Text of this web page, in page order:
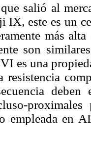
salió al
IX, este es un
más
son
es una
resistencia
deben
proximales
empleada en